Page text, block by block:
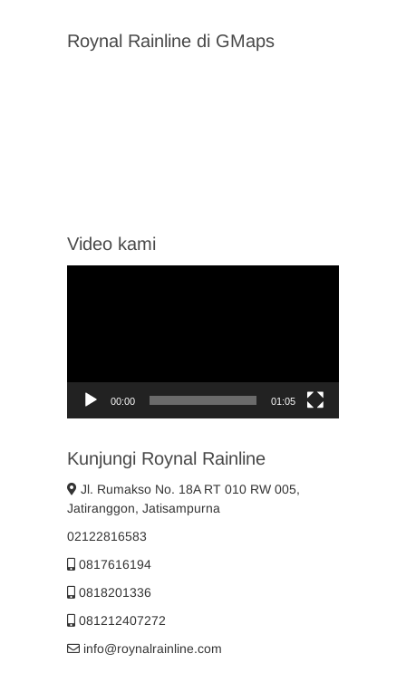
Roynal Rainline di GMaps
Video kami
00:00 01:05
Kunjungi Roynal Rainline
Jl. Rumakso No. 18A RT 010 RW 005,
Jatiranggon, Jatisampurna
02122816583
0817616194
0818201336
081212407272
info@roynalrainline.com